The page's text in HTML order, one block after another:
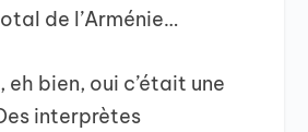
de l’Arménie…
eh bien, oui c’était une
interprètes